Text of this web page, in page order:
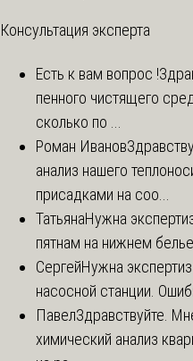
Консультация эксперта
Есть к вам вопрос !
пенного чистящего
сколько по ...
Роман Иванов
анализ нашего
присадками на соо...
ТатьянаНужна
пятнам на нижнем белье
СергейНужна
насосной станции.
ПавелЗдравствуйте.
химический анализ